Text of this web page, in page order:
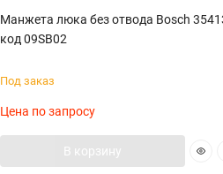
Манжета люка без отвода Bosch
код 09SB02
Под заказ
Цена по запросу
В корзину